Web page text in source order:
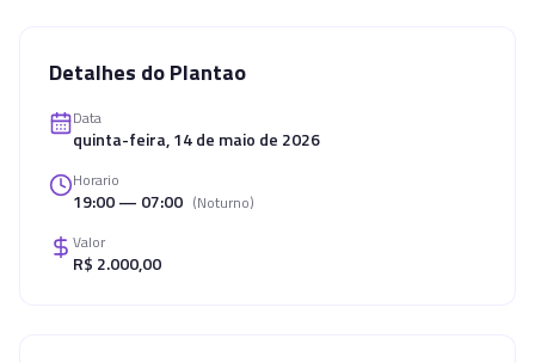
Detalhes do Plantao
Data
quinta-feira, 14 de maio de 2026
Horario
19:00 — 07:00 (Noturno)
Valor
R$ 2.000,00